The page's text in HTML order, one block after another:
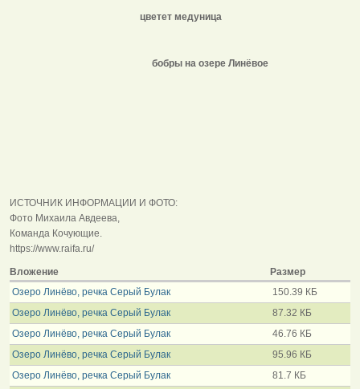
цветет медуница
бобры на озере Линёвое
ИСТОЧНИК ИНФОРМАЦИИ И ФОТО:
Фото Михаила Авдеева,
Команда Кочующие.
https://www.raifa.ru/
Вложение
Размер
Озеро Линёво, речка Серый Булак
150.39 КБ
Озеро Линёво, речка Серый Булак
87.32 КБ
Озеро Линёво, речка Серый Булак
46.76 КБ
Озеро Линёво, речка Серый Булак
95.96 КБ
Озеро Линёво, речка Серый Булак
81.7 КБ